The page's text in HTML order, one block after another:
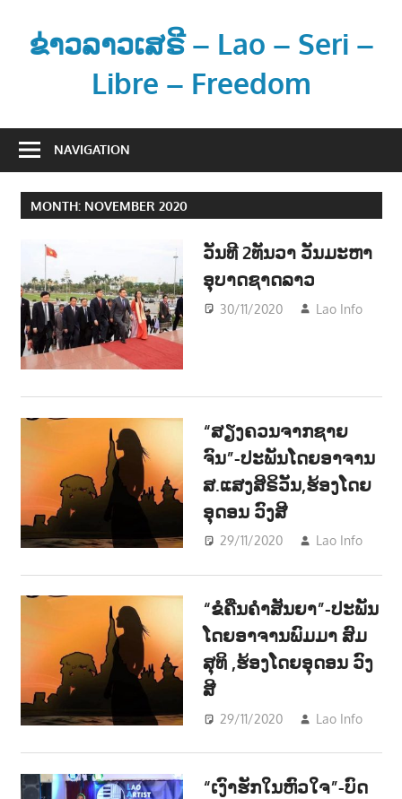
contentຂ່າວລາວເສຣີ – Lao – Seri –
Libre – Freedom
າ
ແ
ມູ
ນ
ຂ່
າ
ວ
ສ
າ
NAVIGATION
MONTH: NOVEMBER 2020
ວັນທີ 2ທັນວາ ວັນມະຫາ
ອຸບາດຊາດລາວ
30/11/2020 Lao Info
“ສຽງຄວນຈາກຊາຍ
ຈົນ”-ປະພັນໂດຍອາຈານ
ສ.ແສງສິຣິວັນ,ຮ້ອງໂດຍ
ອຸດອນ ວົງສີ
29/11/2020
Lao Info
“ຂໍຄືນຄຳສັນຍາ”-ປະພັນ
ໂດຍອາຈານພົມມາ ສົມ
ສຸທິ ,ຮ້ອງໂດຍອຸດອນ ວົງ
ສີ
29/11/2020
Lao Info
“ເງົາຮັກໃນຫົວໃຈ”-ບົດ